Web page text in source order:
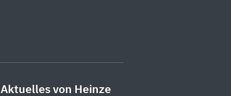
Aktuelles von Heinze